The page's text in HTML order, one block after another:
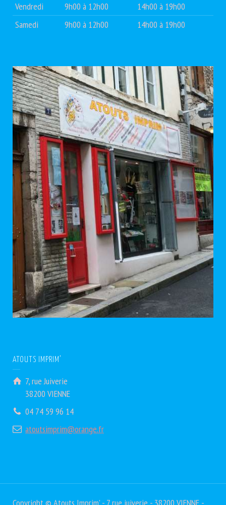
Vendredi
9h00 à 12h00
14h00 à 19h00
Samedi
9h00 à 12h00 14h00 à 19h00
ATOUTS IMPRIM’
7, rue Juiverie
38200 VIENNE
04 74 59 96 14
atoutsimprim@orange.fr